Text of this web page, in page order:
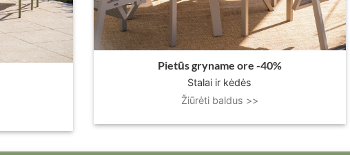
Pietūs gryname ore -40%
Stalai ir kėdės
Žiūrėti baldus >>